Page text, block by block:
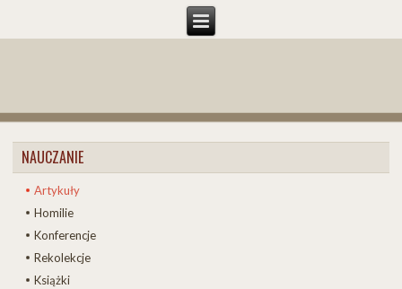
NAUCZANIE
Artykuły
Homilie
Konferencje
Rekolekcje
Książki